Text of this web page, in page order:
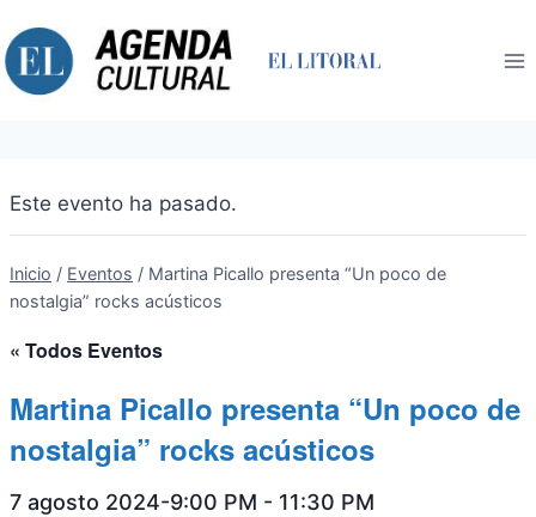
al
contenido
Este evento ha pasado.
Inicio / Eventos / Martina Picallo presenta “Un poco de
nostalgia” rocks acústicos
« Todos Eventos
Martina Picallo presenta “Un poco de
nostalgia” rocks acústicos
7 agosto 2024-9:00 PM - 11:30 PM